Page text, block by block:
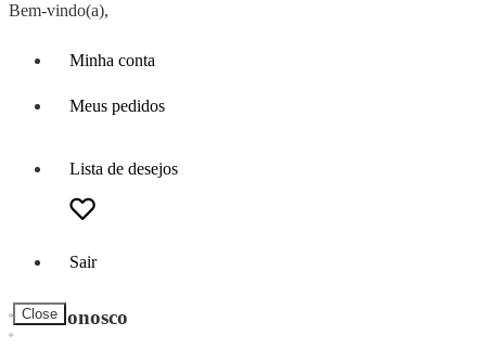
Bem-vindo(a),
Minha conta
Meus pedidos
Lista de desejos
Sair
Close
Fale Conosco